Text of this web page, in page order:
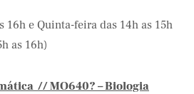
16h e Quinta-feira das 14h as 15h
as 16h)
// MO640? – Biologia